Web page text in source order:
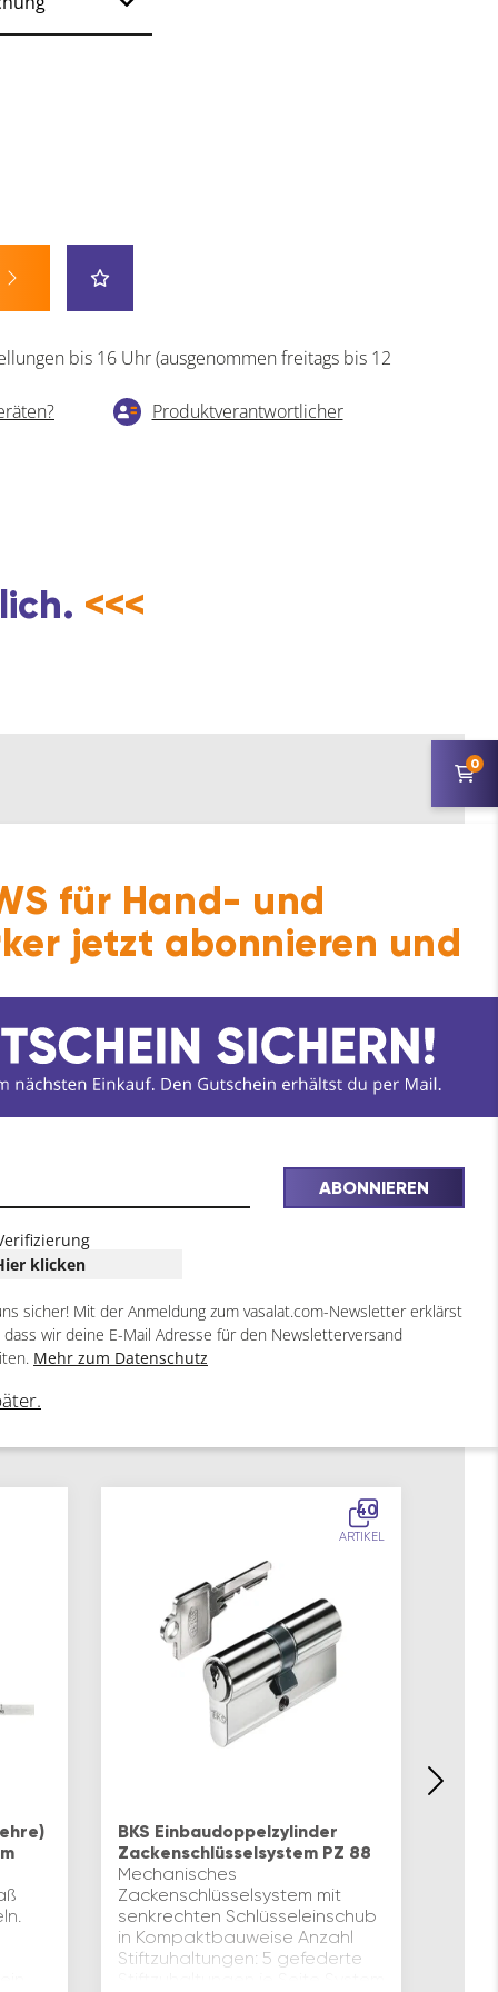
bis 16 Uhr (ausgenommen freitags bis 12
Produktverantwortlicher
<<<
40
ARTIKEL
BKS Einbaudoppelzylinder
Zackenschlüsselsystem PZ 88
Mechanisches
Zackenschlüsselsystem mit
senkrechten Schlüsseleinschub
in Kompaktbauweise Anzahl
Stiftzuhaltungen: 5 gefederte
0
für Hand- und
jetzt abonnieren und
ABONNIEREN
klicken
sicher! Mit der Anmeldung zum vasalat.com-Newsletter erklärst
wir deine E-Mail Adresse für den Newsletterversand
Mehr zum Datenschutz